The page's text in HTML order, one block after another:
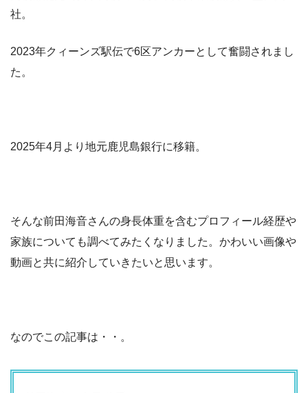
社。
2023年クィーンズ駅伝で6区アンカーとして奮闘されまし
た。
2025年4月より地元鹿児島銀行に移籍。
そんな前田海音さんの身長体重を含むプロフィール経歴や
家族についても調べてみたくなりました。かわいい画像や
動画と共に紹介していきたいと思います。
なのでこの記事は・・。